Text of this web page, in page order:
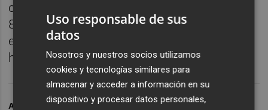
crecieron con la música italiana de los años
80". Recuerdan, asimismo,que actuaron
el Benidorm Fest con su tema
homenaje a la gran Carrà.
ARCHIVADO EN AVA RAFFAELLA
Uso responsable de sus
datos
Nosotros y nuestros socios utilizamos
cookies y tecnologías similares para
almacenar y acceder a información en su
dispositivo y procesar datos personales,